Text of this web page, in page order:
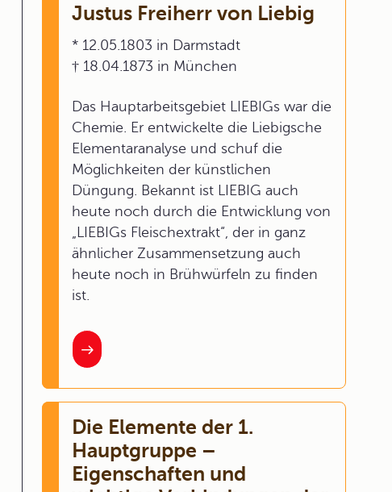
Justus Freiherr von Liebig
* 12.05.1803 in Darmstadt
† 18.04.1873 in München
Das Hauptarbeitsgebiet LIEBIGs war die
Chemie. Er entwickelte die Liebigsche
Elementaranalyse und schuf die
Möglichkeiten der künstlichen
Düngung. Bekannt ist LIEBIG auch
heute noch durch die Entwicklung von
„LIEBIGs Fleischextrakt“, der in ganz
ähnlicher Zusammensetzung auch
heute noch in Brühwürfeln zu finden
ist.
Die Elemente der 1.
Hauptgruppe –
Eigenschaften und